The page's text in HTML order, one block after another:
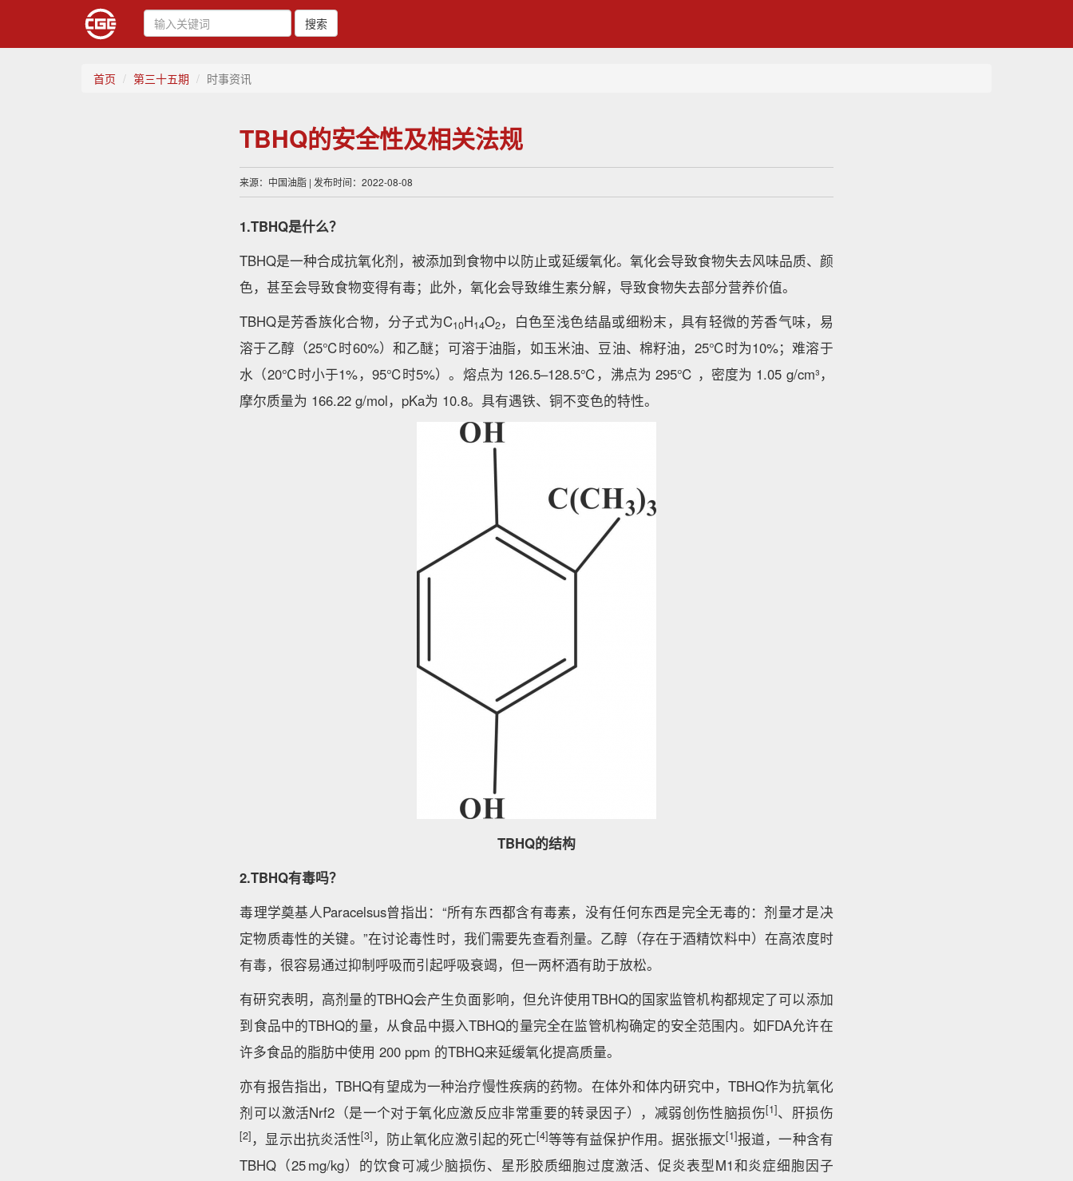
搜索
首页 第三十五期 时事资讯
TBHQ的安全性及相关法规
来源：中国油脂 | 发布时间：2022-08-08
1.TBHQ是什么？
TBHQ是一种合成抗氧化剂，被添加到食物中以防止或延缓氧化。氧化会导致食物失去风味品质、颜
色，甚至会导致食物变得有毒；此外，氧化会导致维生素分解，导致食物失去部分营养价值。
TBHQ是芳香族化合物，分子式为C10H14O2，白色至浅色结晶或细粉末，具有轻微的芳香气味，易
溶于乙醇（25℃时60%）和乙醚；可溶于油脂，如玉米油、豆油、棉籽油，25℃时为10%；难溶于
水（20℃时小于1%，95℃时5%）。熔点为 126.5–128.5℃，沸点为 295℃ ，密度为 1.05 g/cm³，
摩尔质量为 166.22 g/mol，pKa为 10.8。具有遇铁、铜不变色的特性。
TBHQ的结构
2.TBHQ有毒吗？
毒理学奠基人Paracelsus曾指出：“所有东西都含有毒素，没有任何东西是完全无毒的：剂量才是决
定物质毒性的关键。”在讨论毒性时，我们需要先查看剂量。乙醇（存在于酒精饮料中）在高浓度时
有毒，很容易通过抑制呼吸而引起呼吸衰竭，但一两杯酒有助于放松。
有研究表明，高剂量的TBHQ会产生负面影响，但允许使用TBHQ的国家监管机构都规定了可以添加
到食品中的TBHQ的量，从食品中摄入TBHQ的量完全在监管机构确定的安全范围内。如FDA允许在
许多食品的脂肪中使用 200 ppm 的TBHQ来延缓氧化提高质量。
亦有报告指出，TBHQ有望成为一种治疗慢性疾病的药物。在体外和体内研究中，TBHQ作为抗氧化
剂可以激活Nrf2（是一个对于氧化应激反应非常重要的转录因子），减弱创伤性脑损伤[1]、肝损伤
[2] ，显示出抗炎活性[3] ，防止氧化应激引起的死亡[4]等等有益保护作用。据张振文[1]报道，一种含有
TBHQ（25 mg/kg）的饮食可减少脑损伤、星形胶质细胞过度激活、促炎表型M1和炎症细胞因子